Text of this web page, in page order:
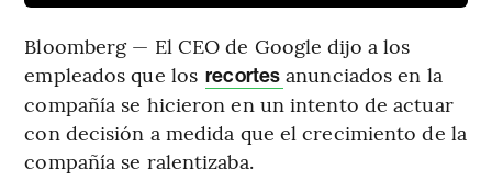
Bloomberg — El CEO de Google dijo a los
empleados que los recortes anunciados en la
compañía se hicieron en un intento de actuar
con decisión a medida que el crecimiento de la
compañía se ralentizaba.